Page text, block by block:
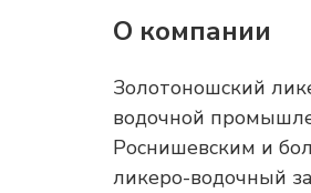
О компании
Золотоношский
водочной
Роснишевским и
ликеро-водочный